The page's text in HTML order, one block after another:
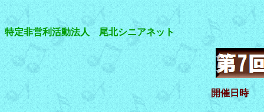
特定非営利活動法人 尾北シニアネット
開催日時